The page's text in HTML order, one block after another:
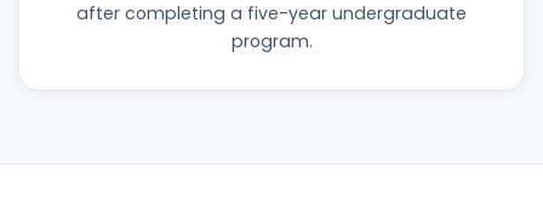
after completing a five-year undergraduate
program.